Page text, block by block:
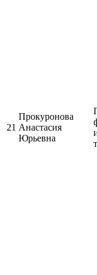
21
Прокуронова
Анастасия
Юрьевна